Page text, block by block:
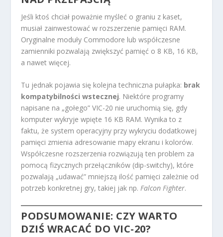
Jeśli ktoś chciał poważnie myśleć o graniu z kaset,
musiał zainwestować w rozszerzenie pamięci RAM.
Oryginalne moduły Commodore lub współczesne
zamienniki pozwalają zwiększyć pamięć o 8 KB, 16 KB,
a nawet więcej.
Tu jednak pojawia się kolejna techniczna pułapka: brak
kompatybilności wstecznej. Niektóre programy
napisane na „gołego” VIC-20 nie uruchomią się, gdy
komputer wykryje wpięte 16 KB RAM. Wynika to z
faktu, że system operacyjny przy wykryciu dodatkowej
pamięci zmienia adresowanie mapy ekranu i kolorów.
Współczesne rozszerzenia rozwiązują ten problem za
pomocą fizycznych przełączników (dip-switchy), które
pozwalają „udawać” mniejszą ilość pamięci zależnie od
potrzeb konkretnej gry, takiej jak np.Falcon Fighter.
PODSUMOWANIE: CZY WARTO
DZIŚ WRACAĆ DO VIC-20?